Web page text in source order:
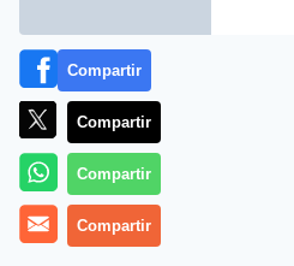
Compartir
Compartir
Compartir
Compartir